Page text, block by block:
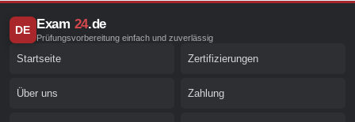
DE Exam 24.de
Prüfungsvorbereitung einfach und zuverlässig
Startseite Zertifizierungen
Über uns Zahlung